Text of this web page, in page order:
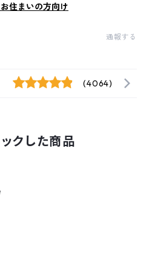
住まいの方向け
通報する
(4064)
クした商品